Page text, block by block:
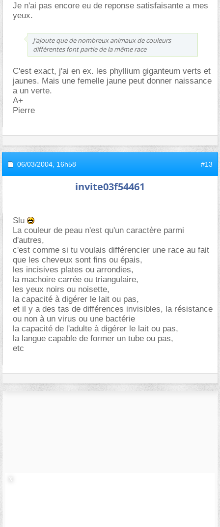
Je n'ai pas encore eu de reponse satisfaisante a mes
yeux.
J'ajoute que de nombreux animaux de couleurs
différentes font partie de la même race
C'est exact, j'ai en ex. les phyllium giganteum verts et
jaunes. Mais une femelle jaune peut donner naissance
a un verte.
A+
Pierre
06/03/2004, 16h58 #13
invite03f54461
Slu
La couleur de peau n'est qu'un caractère parmi
d'autres,
c'est comme si tu voulais différencier une race au fait
que les cheveux sont fins ou épais,
les incisives plates ou arrondies,
la machoire carrée ou triangulaire,
les yeux noirs ou noisette,
la capacité à digérer le lait ou pas,
et il y a des tas de différences invisibles, la résistance
ou non à un virus ou une bactérie
la capacité de l'adulte à digérer le lait ou pas,
la langue capable de former un tube ou pas,
etc